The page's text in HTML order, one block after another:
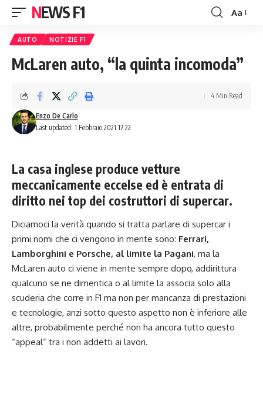
NEWS F1
Font
Aa
AUTO NOTIZIE F1
McLaren auto, “la quinta incomoda”
Last updated: 1 Febbraio 2021 17:22
Enzo De Carlo
4 Min Read
La casa inglese produce vetture
meccanicamente eccelse ed è entrata di
diritto nei top dei costruttori di supercar.
Diciamoci la verità quando si tratta parlare di supercar i
primi nomi che ci vengono in mente sono: Ferrari,
Lamborghini e Porsche, al limite la Pagani, ma la
McLaren auto ci viene in mente sempre dopo, addirittura
qualcuno se ne dimentica o al limite la associa solo alla
scuderia che corre in F1 ma non per mancanza di prestazioni
e tecnologie, anzi sotto questo aspetto non è inferiore alle
altre, probabilmente perché non ha ancora tutto questo
“appeal” tra i non addetti ai lavori.